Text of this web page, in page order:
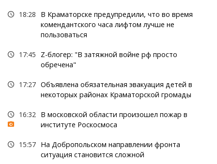
18:28
В Краматорске предупредили, что во время
комендантского часа лифтом лучше не
пользоваться
17:45
Z-блогер: "В затяжной войне рф просто
обречена"
17:27 Объявлена обязательная эвакуация детей в
некоторых районах Краматорской громады
16:32 В московской области произошел пожар в
институте Роскосмоса
15:57 На Добропольском направлении фронта
ситуация становится сложной